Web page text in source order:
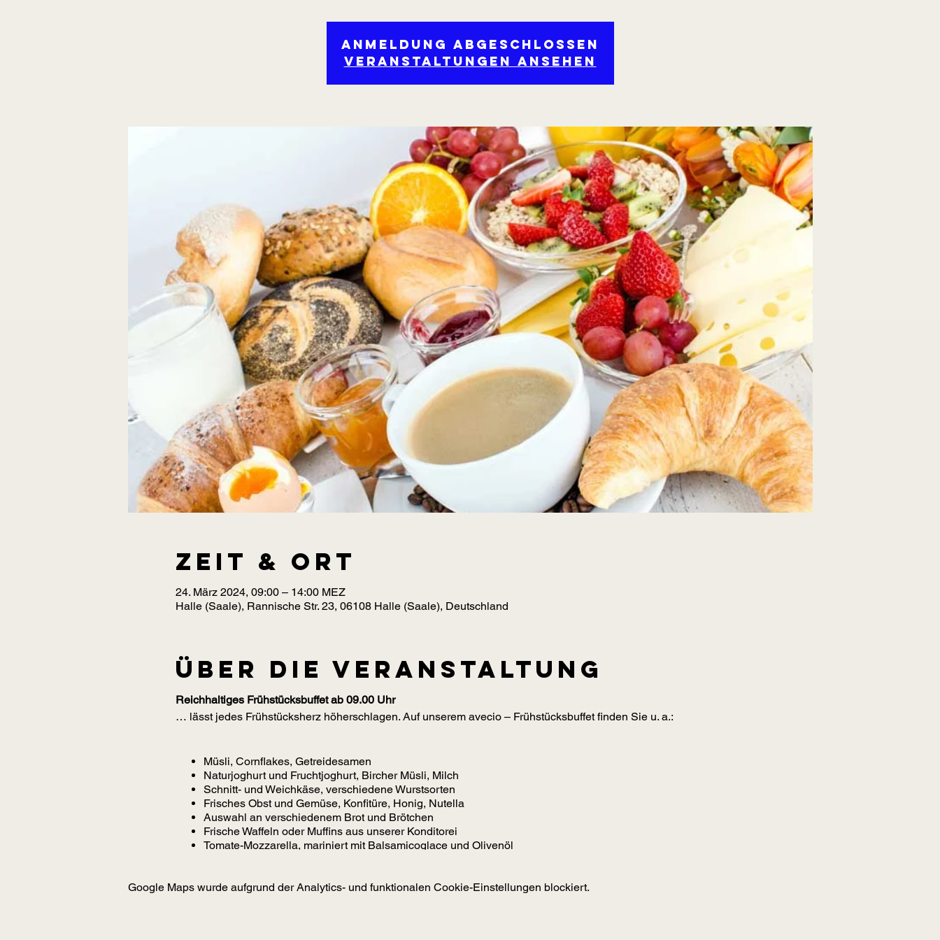
Anmeldung abgeschlossen
Veranstaltungen ansehen
Zeit & Ort
24. März 2024, 09:00 – 14:00 MEZ
Halle (Saale), Rannische Str. 23, 06108 Halle (Saale), Deutschland
Über die Veranstaltung
Reichhaltiges Frühstücksbuffet ab 09.00 Uhr
… lässt jedes Frühstücksherz höherschlagen. Auf unserem avecio – Frühstücksbuffet finden Sie u. a.:
Müsli, Cornflakes, Getreidesamen
Naturjoghurt und Fruchtjoghurt, Bircher Müsli, Milch
Schnitt- und Weichkäse, verschiedene Wurstsorten
Frisches Obst und Gemüse, Konfitüre, Honig, Nutella
Auswahl an verschiedenem Brot und Brötchen
Frische Waffeln oder Muffins aus unserer Konditorei
Tomate-Mozzarella, mariniert mit Balsamicoglace und Olivenöl
Google Maps wurde aufgrund der Analytics- und funktionalen Cookie-Einstellungen blockiert.